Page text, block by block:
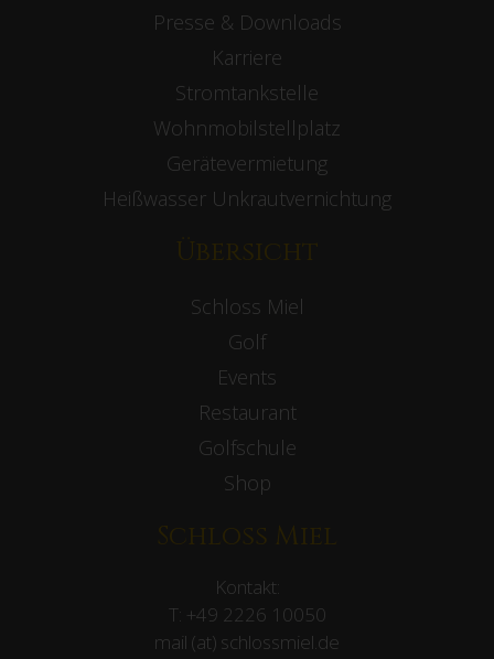
Presse & Downloads
Karriere
Stromtankstelle
Wohnmobilstellplatz
Gerätevermietung
Heißwasser Unkrautvernichtung
Übersicht
Schloss Miel
Golf
Events
Restaurant
Golfschule
Shop
Schloss Miel
Kontakt:
T: +49 2226 10050
mail (at) schlossmiel.de